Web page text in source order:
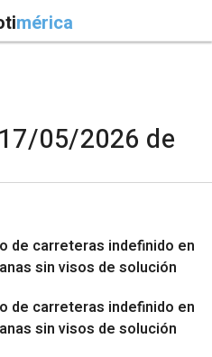
mérica
05/2026 de
de carreteras indefinido en
sin visos de solución
de carreteras indefinido en
sin visos de solución